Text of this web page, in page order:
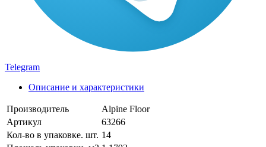
Telegram
Описание и характеристики
Производитель
Alpine Floor
Артикул
63266
Кол-во в упаковке. шт. 14